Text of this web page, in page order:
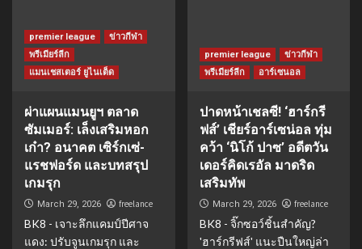
premier league
ข่าวกีฬา
พรีเมียร์ลีก
แมนเชสเตอร์ ยูไนเต็ด
ผ่าแผนแมนยูฯ ตลาด
ซัมเมอร์: เล็งเสริมหอก
เก๋า? อนาคต เซิร์กเซ่-
แรชฟอร์ด และบทสรุป
เกมรุก
March 29, 2026 freelance
BK8 - เจาะลึกแคมป์ปีศาจ
แดง: ปรับจูนเกมรุก และ
premier league
ข่าวกีฬา
พรีเมียร์ลีก
อาร์เซนอล
ปาดหน้าเชลซี! ‘ฮาร์กรี
ฟส์’ เชียร์อาร์เซน่อล ทุ่ม
คว้า ‘นิโก้ ปาซ’ อดีตวัน
เดอร์คิดเรอัล มาดริด
เสริมทัพ
March 29, 2026 freelance
BK8 - จิ๊กซอว์ชิ้นสำคัญ?
'ฮาร์กรีฟส์' แนะปืนใหญ่ล่า